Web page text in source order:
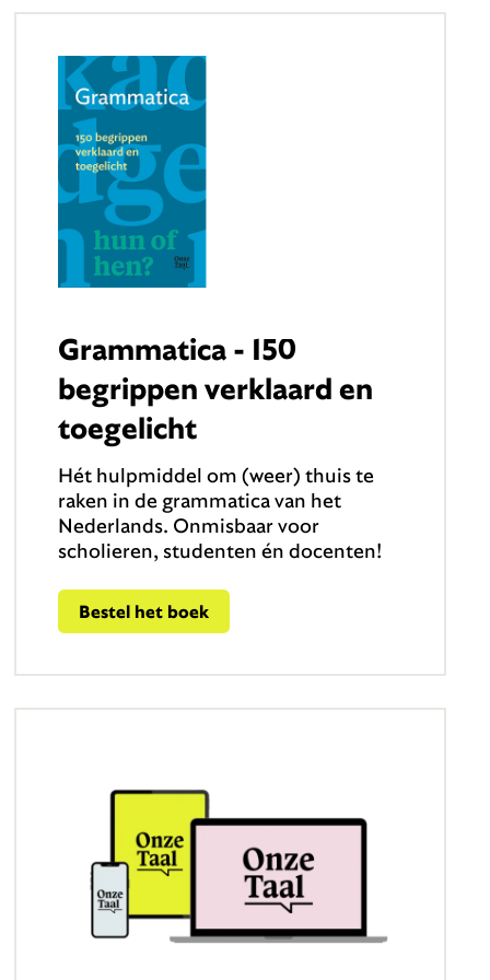
Grammatica - 150
begrippen verklaard en
toegelicht
Hét hulpmiddel om (weer) thuis te
raken in de grammatica van het
Nederlands. Onmisbaar voor
scholieren, studenten én docenten!
Bestel het boek